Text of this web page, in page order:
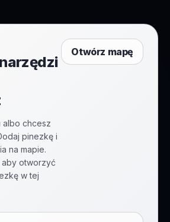
albo chcesz
pinezkę i
na mapie.
aby otworzyć
w tej
Otwórz mapę